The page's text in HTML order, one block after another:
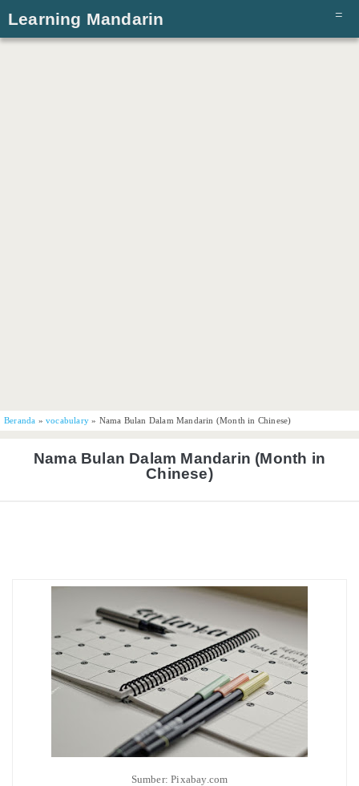
Learning Mandarin
Beranda »vocabulary » Nama Bulan Dalam Mandarin (Month in Chinese)
Nama Bulan Dalam Mandarin (Month in
Chinese)
Sumber: Pixabay.com